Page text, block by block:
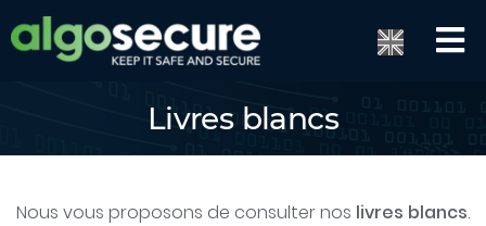
Livres blancs
Nous vous proposons de consulter nos livres blancs.